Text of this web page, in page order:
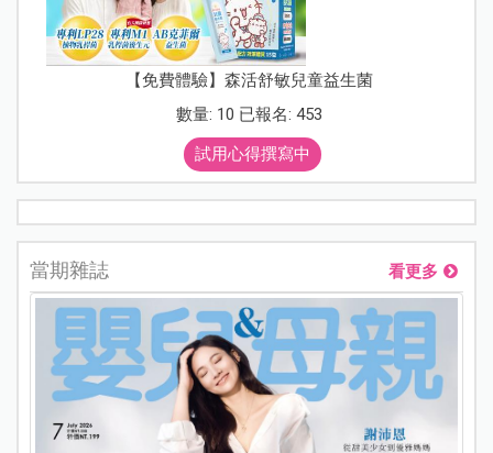
【免費體驗】森活舒敏兒童益生菌
數量: 10 已報名: 453
試用心得撰寫中
當期雜誌 看更多